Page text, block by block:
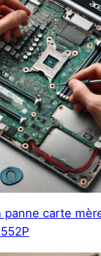
panne carte